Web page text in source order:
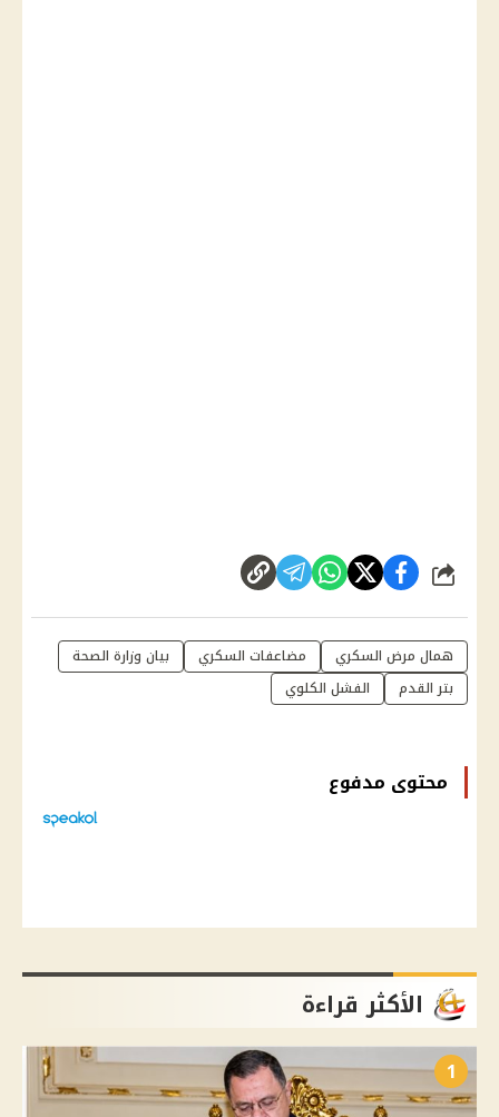
شارك
همال مرض السكري مضاعفات السكري
بيان وزارة الصحة
بتر القدم
الفشل الكلوي
محتوى مدفوع
الأكثر قراءة
1